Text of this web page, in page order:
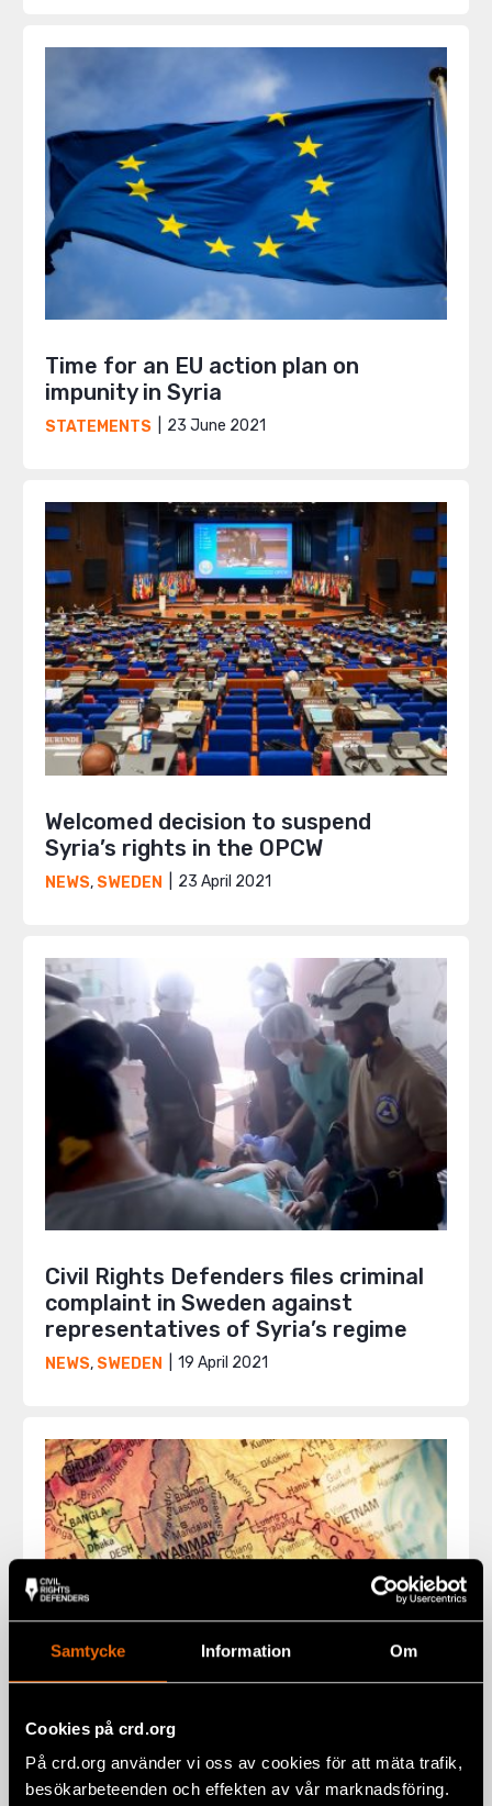
Samtycke Information Om
Cookies på crd.org
På crd.org använder vi oss av cookies för att mäta trafik,
besökarbeteenden och effekten av vår marknadsföring.
Time for an EU action plan on
impunity in Syria
STATEMENTS 23 June 2021
Welcomed decision to suspend
Syria’s rights in the OPCW
NEWS, SWEDEN 23 April 2021
Civil Rights Defenders files criminal
complaint in Sweden against
representatives of Syria’s regime
NEWS, SWEDEN 19 April 2021
Civil Rights Defenders Welcomes
Argentinian Investigation Into